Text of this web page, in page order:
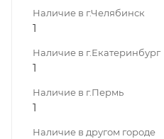
Наличие в г.Челябинск
1
Наличие в г.Екатеринбург
1
Наличие в г.Пермь
1
Наличие в другом городе